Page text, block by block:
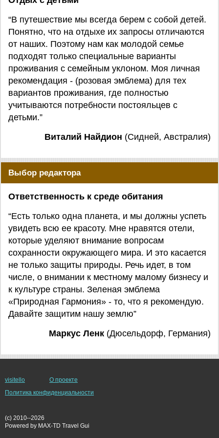
“В путешествие мы всегда берем с собой детей.
Понятно, что на отдыхе их запросы отличаются
от наших. Поэтому нам как молодой семье
подходят только специальные варианты
проживания с семейным уклоном. Моя личная
рекомендация - (розовая эмблема) для тех
вариантов проживания, где полностью
учитываются потребности постояльцев с
детьми.”
Виталий Найдион (Сидней, Австралия)
Выбор редактора
Ответственность к среде обитания
“Есть только одна планета, и мы должны успеть
увидеть всю ее красоту. Мне нравятся отели,
которые уделяют внимание вопросам
сохранности окружающего мира. И это касается
не только защиты природы. Речь идет, в том
числе, о внимании к местному малому бизнесу и
к культуре страны. Зеленая эмблема
«Природная Гармония» - то, что я рекомендую.
Давайте защитим нашу землю”
Маркус Ленк (Дюсельдорф, Германия)
visitello
О проекте
Политика конфиденциальности
(c) 2010--2026
Powered by MAX-TD Travel Gui